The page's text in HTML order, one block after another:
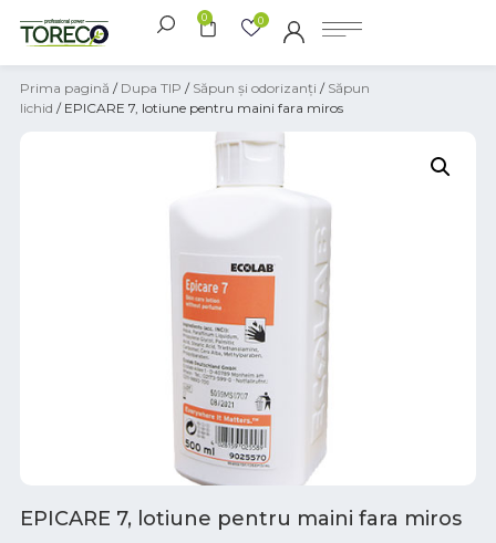
0 0
Prima pagină / Dupa TIP / Săpun și odorizanți / Săpun
lichid / EPICARE 7, lotiune pentru maini fara miros
EPICARE 7, lotiune pentru maini fara miros